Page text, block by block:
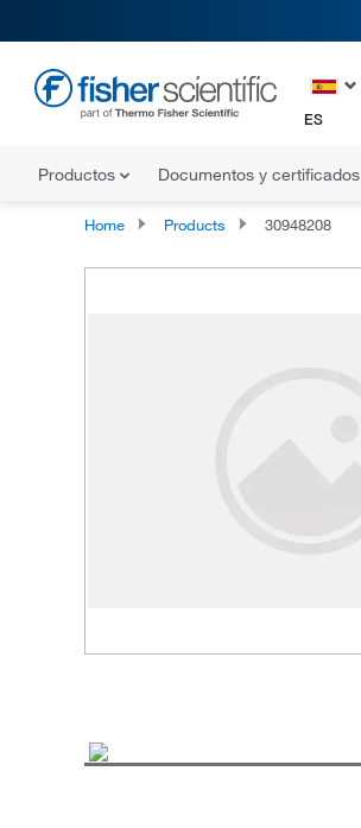
ES
Productos Documentos y certificados
Home Products 30948208